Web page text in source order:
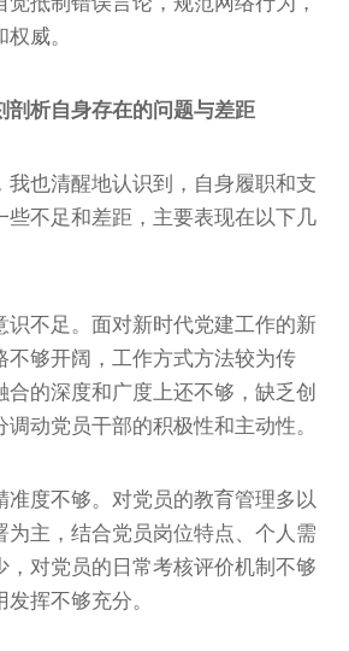
威。
剖析自身存在的问题与差距
我也清醒地认识到，自身履职和支
些不足和差距，主要表现在以下几
识不足。面对新时代党建工作的新
不够开阔，工作方式方法较为传
合的深度和广度上还不够，缺乏创
动党员干部的积极性和主动性。
准度不够。对党员的教育管理多以
为主，结合党员岗位特点、个人需
，对党员的日常考核评价机制不够
挥不够充分。